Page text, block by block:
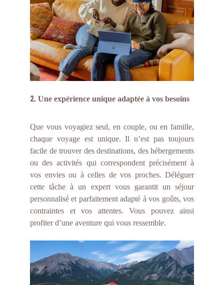
2. Une expérience unique adaptée à vos besoins
Que vous voyagiez seul, en couple, ou en famille,
chaque voyage est unique. Il n’est pas toujours
facile de trouver des destinations, des hébergements
ou des activités qui correspondent précisément à
vos envies ou à celles de vos proches. Déléguer
cette tâche à un expert vous garantit un séjour
personnalisé et parfaitement adapté à vos goûts, vos
contraintes et vos attentes. Vous pouvez ainsi
profiter d’une aventure qui vous ressemble.